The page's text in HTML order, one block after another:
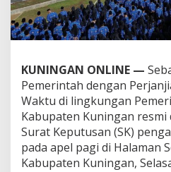
KUNINGAN ONLINE —
Pemerintah dengan
Waktu di lingkungan
Kabupaten Kuningan resmi
Surat Keputusan (SK)
pada apel pagi di Halaman
Kabupaten Kuningan,